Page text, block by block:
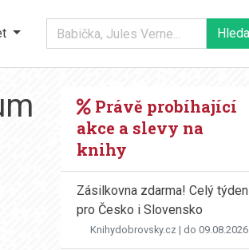
Právě probíhající
akce a slevy na
knihy
Zásilkovna zdarma! Celý týden
pro Česko i Slovensko
Knihydobrovsky.cz | do 09.08.2026